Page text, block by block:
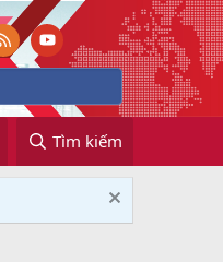
Tìm kiếm